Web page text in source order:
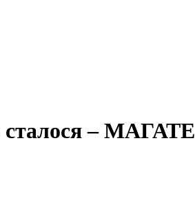
сталося – МАГАТЕ